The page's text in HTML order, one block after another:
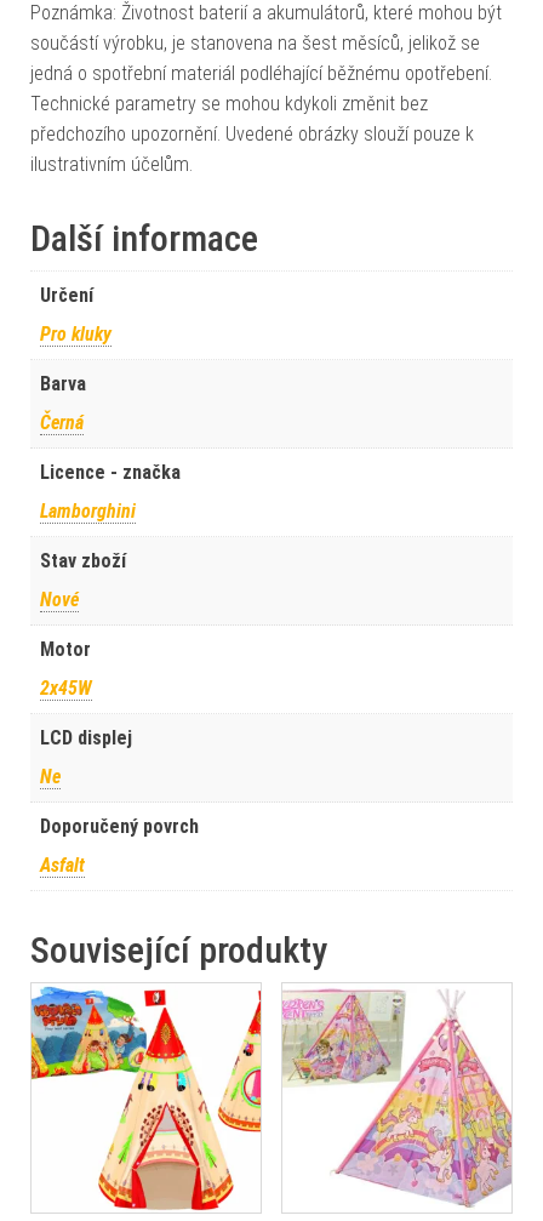
Poznámka: Životnost baterií a akumulátorů, které mohou být
součástí výrobku, je stanovena na šest měsíců, jelikož se
jedná o spotřební materiál podléhající běžnému opotřebení.
Technické parametry se mohou kdykoli změnit bez
předchozího upozornění. Uvedené obrázky slouží pouze k
ilustrativním účelům.
Další informace
Určení
Pro kluky
Barva
Černá
Licence - značka
Lamborghini
Stav zboží
Nové
Motor
2x45W
LCD displej
Ne
Doporučený povrch
Asfalt
Související produkty